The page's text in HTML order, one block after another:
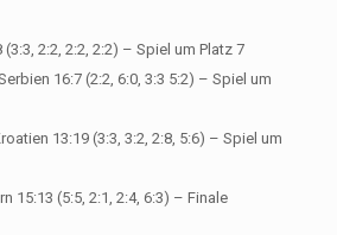
2:2, 2:2, 2:2) – Spiel um Platz 7
16:7 (2:2, 6:0, 3:3 5:2) – Spiel um
13:19 (3:3, 3:2, 2:8, 5:6) – Spiel um
15:13 (5:5, 2:1, 2:4, 6:3) – Finale